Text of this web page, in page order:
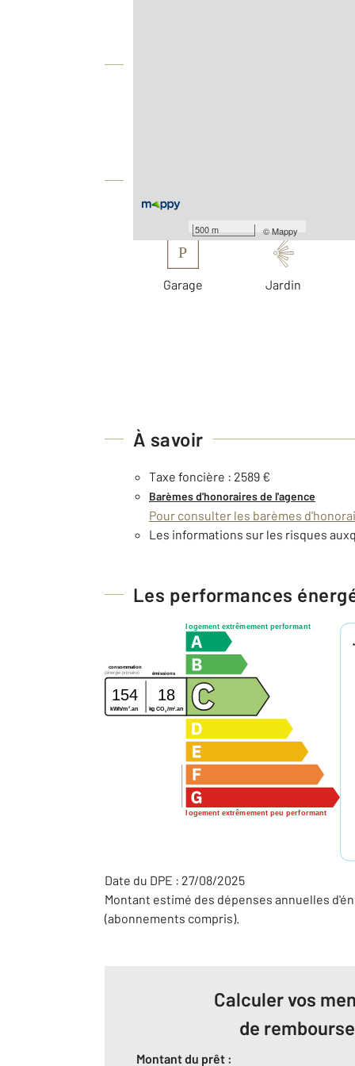
500 m ©Mappy
P
Garage Jardin
À savoir
Taxe foncière : 2589 €
Barèmes d'honoraires de l'agence
Pour consulter les barèmes
Les informations sur les risques
Les performances
logement extrêmement performant
logement extrêmement peu performant
consommation
émissions
(énergie primaire)
154 18
kWh/m 2 .an kg CO2/m2 .an
Date du DPE : 27/08/2025
Montant estimé des dépenses annuelles
(abonnements compris).
Calculer vos
de
Montant du prêt :